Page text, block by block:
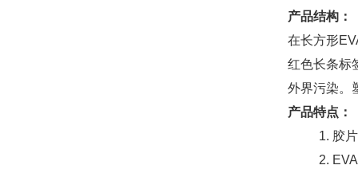
产品结构：
在长方形
红色长条标
外界污染。
产品特点：
胶